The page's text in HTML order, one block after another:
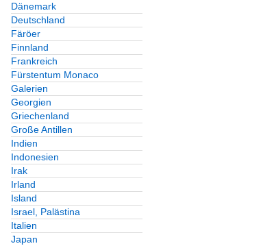
Dänemark
Deutschland
Färöer
Finnland
Frankreich
Fürstentum Monaco
Galerien
Georgien
Griechenland
Große Antillen
Indien
Indonesien
Irak
Irland
Island
Israel, Palästina
Italien
Japan